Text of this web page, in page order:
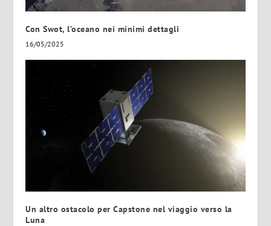
Con Swot, l’oceano nei minimi dettagli
16/05/2025
Un altro ostacolo per Capstone nel viaggio verso la
Luna